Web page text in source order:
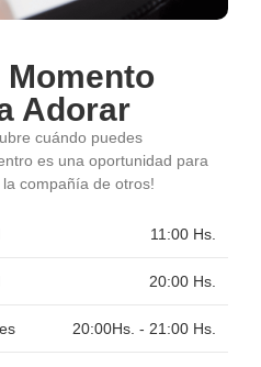
Adorar
cuándo puedes
es una oportunidad para
compañía de otros!
11:00 Hs.
20:00 Hs.
20:00Hs. - 21:00 Hs.